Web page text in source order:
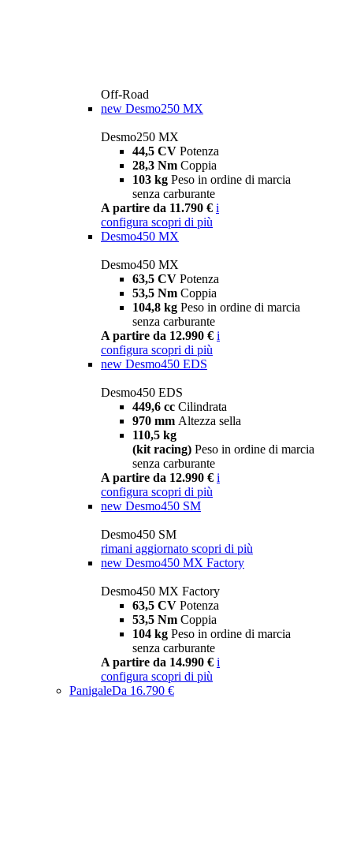
Off-Road
new Desmo250 MX
Desmo250 MX
44,5 CV Potenza
28,3 Nm Coppia
103 kg Peso in ordine di marcia
senza carburante
A partire da 11.790 € i
configura scopri di più
Desmo450 MX
Desmo450 MX
63,5 CV Potenza
53,5 Nm Coppia
104,8 kg Peso in ordine di marcia
senza carburante
A partire da 12.990 € i
configura scopri di più
new Desmo450 EDS
Desmo450 EDS
449,6 cc Cilindrata
970 mm Altezza sella
110,5 kg
(kit racing) Peso in ordine di marcia
senza carburante
A partire da 12.990 € i
configura scopri di più
new Desmo450 SM
Desmo450 SM
rimani aggiornato scopri di più
new Desmo450 MX Factory
Desmo450 MX Factory
63,5 CV Potenza
53,5 Nm Coppia
104 kg Peso in ordine di marcia
senza carburante
A partire da 14.990 € i
configura scopri di più
PanigaleDa 16.790 €